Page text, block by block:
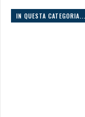
IN QUESTA CATEGORIA...